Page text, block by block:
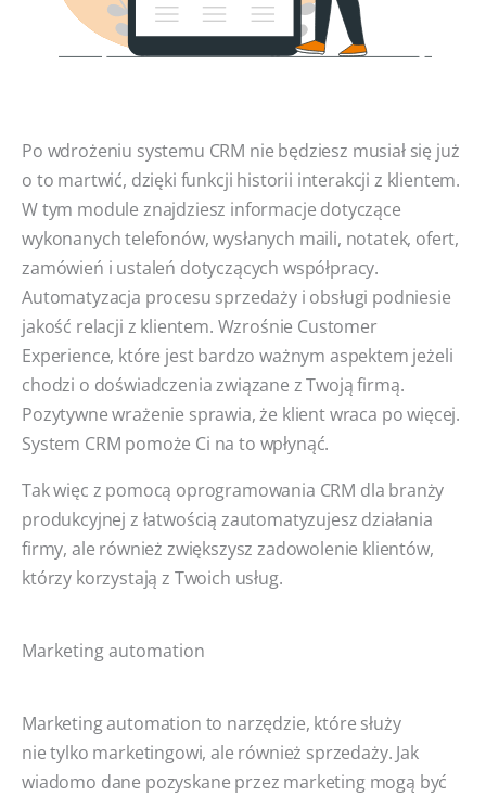
Po wdrożeniu systemu CRM nie będziesz musiał się już
o to martwić, dzięki funkcji historii interakcji z klientem.
W tym module znajdziesz informacje dotyczące
wykonanych telefonów, wysłanych maili, notatek, ofert,
zamówień i ustaleń dotyczących współpracy.
Automatyzacja procesu sprzedaży i obsługi podniesie
jakość relacji z klientem. Wzrośnie Customer
Experience, które jest bardzo ważnym aspektem jeżeli
chodzi o doświadczenia związane z Twoją firmą.
Pozytywne wrażenie sprawia, że klient wraca po więcej.
System CRM pomoże Ci na to wpłynąć.
Tak więc z pomocą oprogramowania CRM dla branży
produkcyjnej z łatwością zautomatyzujesz działania
firmy, ale również zwiększysz zadowolenie klientów,
którzy korzystają z Twoich usług.
Marketing automation
Marketing automation to narzędzie, które służy
nie tylko marketingowi, ale również sprzedaży. Jak
wiadomo dane pozyskane przez marketing mogą być